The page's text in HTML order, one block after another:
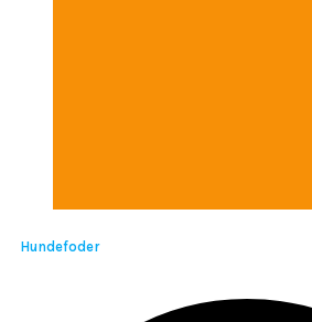
Hundefoder